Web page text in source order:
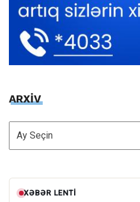
ARXİV
ARXİV
XƏBƏR LENTI